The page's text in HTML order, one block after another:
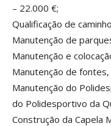
– 22.000 €;
Qualificação de
Manutenção de
Manutenção e
Manutenção de
Manutenção do
do Polidesportivo da
Construção da Capela